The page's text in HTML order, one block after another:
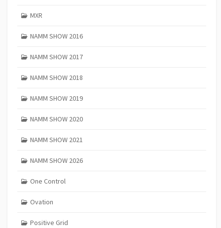
MXR
NAMM SHOW 2016
NAMM SHOW 2017
NAMM SHOW 2018
NAMM SHOW 2019
NAMM SHOW 2020
NAMM SHOW 2021
NAMM SHOW 2026
One Control
Ovation
Positive Grid